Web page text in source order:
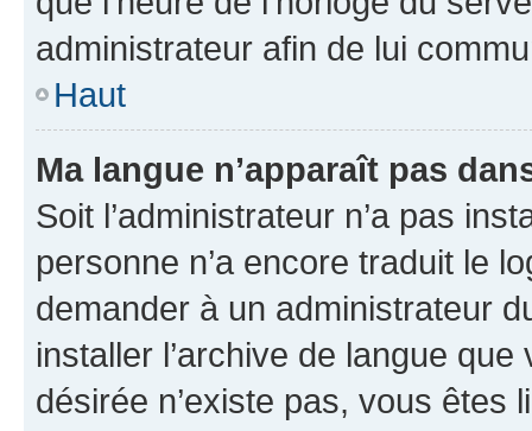
administrateur afin de lui
Haut
Ma langue n’apparaît pas
Soit l’administrateur n’a pas
personne n’a encore traduit le
demander à un administrateur
installer l’archive de langue
désirée n’existe pas, vous êtes